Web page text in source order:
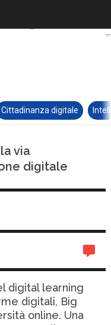
Cittadinanza digitale
via
digitale
digital learning
digitali, Big
online. Una